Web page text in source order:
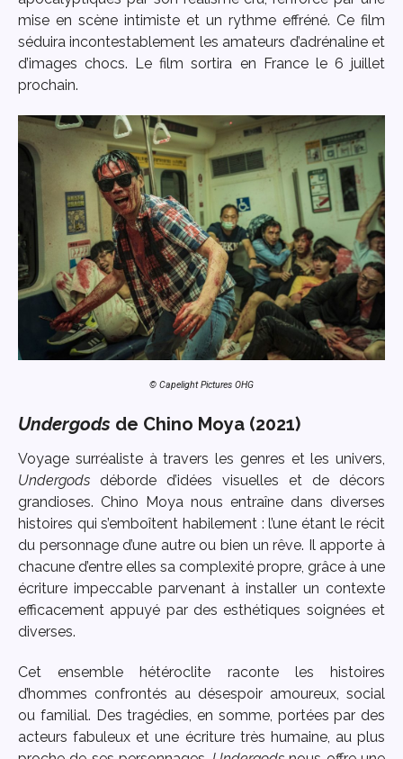
mise en scène intimiste et un rythme effréné. Ce film
séduira incontestablement les amateurs d’adrénaline et
d’images chocs. Le film sortira en France le 6 juillet
prochain.
© Capelight Pictures OHG
Undergods de Chino Moya (2021)
Voyage surréaliste à travers les genres et les univers,
Undergods déborde d’idées visuelles et de décors
grandioses. Chino Moya nous entraîne dans diverses
histoires qui s’emboîtent habilement : l’une étant le récit
du personnage d’une autre ou bien un rêve. Il apporte à
chacune d’entre elles sa complexité propre, grâce à une
écriture impeccable parvenant à installer un contexte
efficacement appuyé par des esthétiques soignées et
diverses.
Cet ensemble hétéroclite raconte les histoires
d’hommes confrontés au désespoir amoureux, social
ou familial. Des tragédies, en somme, portées par des
acteurs fabuleux et une écriture très humaine, au plus